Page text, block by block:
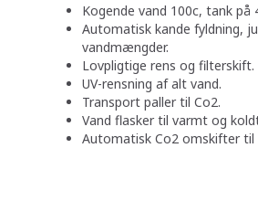
Kogende vand 100c, tank
Automatisk kande fyldning,
vandmængder.
Lovpligtige rens og filterskift.
UV-rensning af alt vand.
Transport paller til Co2.
Vand flasker til varmt og
Automatisk Co2 omskifter til